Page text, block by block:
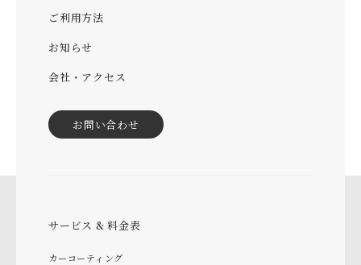
ご利用方法
お知らせ
会社・アクセス
お問い合わせ
サービス & 料金表
カーコーティング